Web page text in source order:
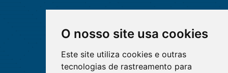
O nosso site usa cookies
Este site utiliza cookies e outras
tecnologias de rastreamento para